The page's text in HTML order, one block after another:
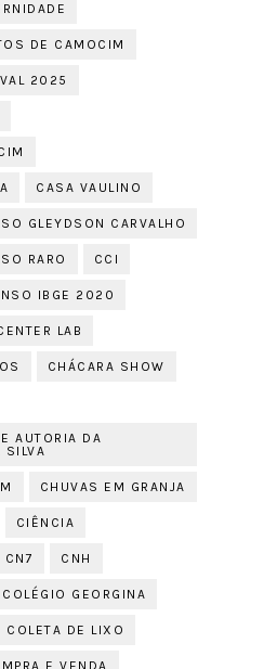
DE CAMOCIM
2025
CASA VAULINO
GLEYDSON CARVALHO
RARO CCI
IBGE 2020
LAB
CHÁCARA SHOW
AUTORIA DA
SILVA
CHUVAS EM GRANJA
CIÊNCIA
CN7 CNH
COLÉGIO GEORGINA
COLETA DE LIXO
E VENDA